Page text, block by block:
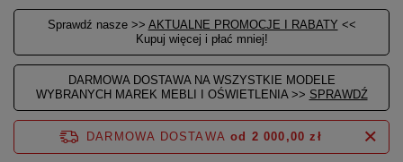
Sprawdź nasze >> AKTUALNE PROMOCJE I RABATY <<
Kupuj więcej i płać mniej!
DARMOWA DOSTAWA NA WSZYSTKIE MODELE
WYBRANYCH MAREK MEBLI I OŚWIETLENIA >> SPRAWDŹ
DARMOWA DOSTAWA od 2 000,00 zł